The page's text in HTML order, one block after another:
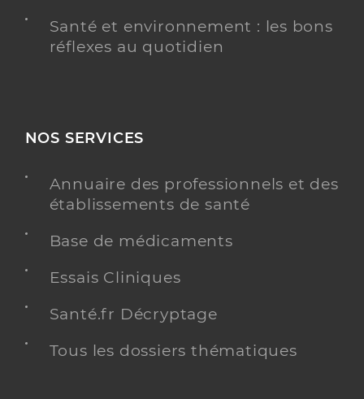
Santé et environnement : les bons
réflexes au quotidien
NOS SERVICES
Annuaire des professionnels et des
établissements de santé
Base de médicaments
Essais Cliniques
Santé.fr Décryptage
Tous les dossiers thématiques